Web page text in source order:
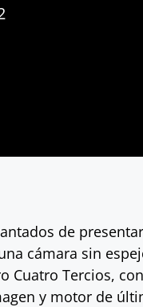
de
cámara sin
Cuatro Tercios,
y motor de